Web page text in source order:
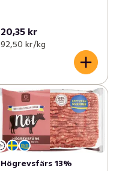
20,35 kr
92,50 kr /kg
Högrevsfärs 13%